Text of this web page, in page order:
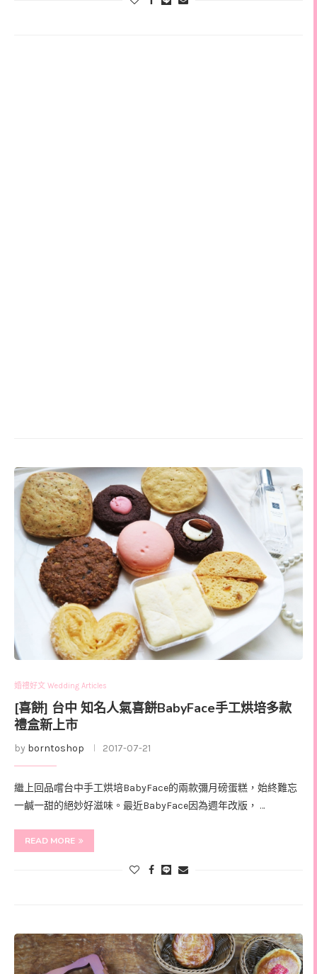
婚禮好文 Wedding Articles
[喜餅] 台中 知名人氣喜餅BabyFace手工烘培多款
禮盒新上市
by borntoshop 2017-07-21
繼上回品嚐台中手工烘培BabyFace的兩款彌月磅蛋糕，始終難忘
一鹹一甜的絕妙好滋味。最近BabyFace因為週年改版， …
READ MORE